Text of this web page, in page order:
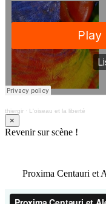
thiergir · L'oiseau et la liberté
×
Revenir sur scène !
Proxima Centauri et